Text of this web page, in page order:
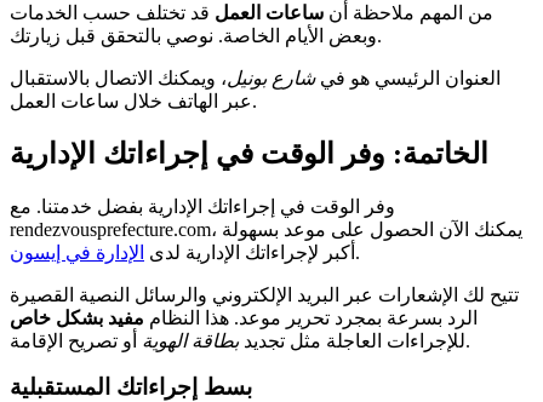
من المهم ملاحظة أن ساعات العمل قد تختلف حسب الخدمات
وبعض الأيام الخاصة. نوصي بالتحقق قبل زيارتك.
العنوان الرئيسي هو فيشارع بونيل، ويمكنك الاتصال بالاستقبال
عبر الهاتف خلال ساعات العمل.
الخاتمة: وفر الوقت في إجراءاتك الإدارية
وفر الوقت في إجراءاتك الإدارية بفضل خدمتنا. مع
rendezvousprefecture.com، يمكنك الآن الحصول على موعد بسهولة
أكبر لإجراءاتك الإدارية لدى الإدارة في إيسون .
تتيح لك الإشعارات عبر البريد الإلكتروني والرسائل النصية القصيرة
الرد بسرعة بمجرد تحرير موعد. هذا النظام مفيد بشكل خاص
للإجراءات العاجلة مثل تجديدبطاقة الهوية أو تصريح الإقامة.
بسط إجراءاتك المستقبلية